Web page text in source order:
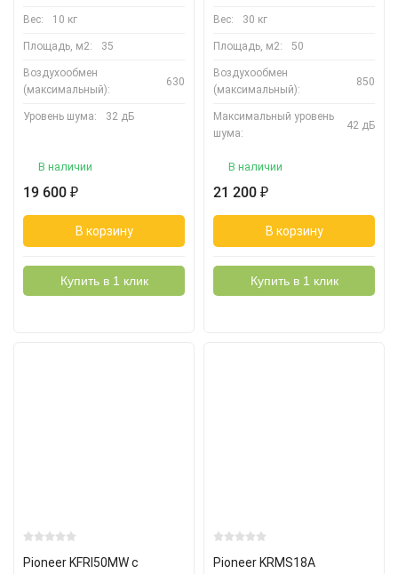
Вес: 10 кг
Площадь, м2: 35
Воздухообмен
(максимальный):
630
Уровень шума: 32 дБ
В наличии
19 600 ₽
В корзину
Купить в 1 клик
Вес: 30 кг
Площадь, м2: 50
Воздухообмен
(максимальный):
850
Максимальный уровень
шума:
42 дБ
В наличии
21 200 ₽
В корзину
Купить в 1 клик
Pioneer KFRI50MW с
Pioneer KRMS18A